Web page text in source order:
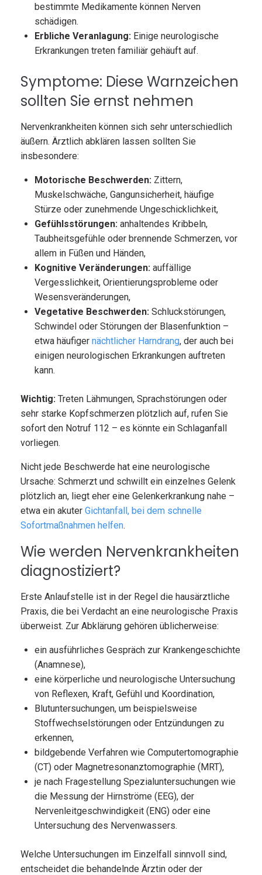
bestimmte Medikamente können Nerven
schädigen.
Erbliche Veranlagung: Einige neurologische
Erkrankungen treten familiär gehäuft auf.
Symptome: Diese Warnzeichen
sollten Sie ernst nehmen
Nervenkrankheiten können sich sehr unterschiedlich
äußern. Ärztlich abklären lassen sollten Sie
insbesondere:
Motorische Beschwerden: Zittern,
Muskelschwäche, Gangunsicherheit, häufige
Stürze oder zunehmende Ungeschicklichkeit,
Gefühlsstörungen: anhaltendes Kribbeln,
Taubheitsgefühle oder brennende Schmerzen, vor
allem in Füßen und Händen,
Kognitive Veränderungen: auffällige
Vergesslichkeit, Orientierungsprobleme oder
Wesensveränderungen,
Vegetative Beschwerden: Schluckstörungen,
Schwindel oder Störungen der Blasenfunktion –
etwa häufiger nächtlicher Harndrang, der auch bei
einigen neurologischen Erkrankungen auftreten
kann.
Wichtig: Treten Lähmungen, Sprachstörungen oder
sehr starke Kopfschmerzen plötzlich auf, rufen Sie
sofort den Notruf 112 – es könnte ein Schlaganfall
vorliegen.
Nicht jede Beschwerde hat eine neurologische
Ursache: Schmerzt und schwillt ein einzelnes Gelenk
plötzlich an, liegt eher eine Gelenkerkrankung nahe –
etwa ein akuter Gichtanfall, bei dem schnelle
Sofortmaßnahmen helfen.
Wie werden Nervenkrankheiten
diagnostiziert?
Erste Anlaufstelle ist in der Regel die hausärztliche
Praxis, die bei Verdacht an eine neurologische Praxis
überweist. Zur Abklärung gehören üblicherweise:
ein ausführliches Gespräch zur Krankengeschichte
(Anamnese),
eine körperliche und neurologische Untersuchung
von Reflexen, Kraft, Gefühl und Koordination,
Blutuntersuchungen, um beispielsweise
Stoffwechselstörungen oder Entzündungen zu
erkennen,
bildgebende Verfahren wie Computertomographie
(CT) oder Magnetresonanztomographie (MRT),
je nach Fragestellung Spezialuntersuchungen wie
die Messung der Hirnströme (EEG), der
Nervenleitgeschwindigkeit (ENG) oder eine
Untersuchung des Nervenwassers.
Welche Untersuchungen im Einzelfall sinnvoll sind,
entscheidet die behandelnde Ärztin oder der